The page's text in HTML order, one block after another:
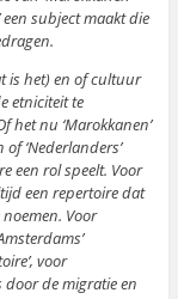
een subject maakt die
is het) en of cultuur
etniciteit te
het nu ‘Marokkanen’
‘Nederlanders’
een rol speelt. Voor
een repertoire dat
noemen. Voor
voor
de migratie en